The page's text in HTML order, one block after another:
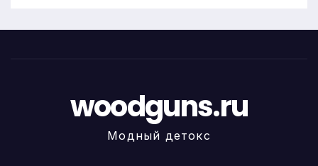
woodguns.ru
Модный детокс